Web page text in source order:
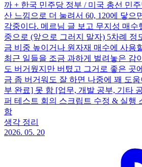
까 + 한국 민주당 정부 / 미국 총선 민
산 느낌으로 더 눌려서 60, 120에 닿으
각중이다. 메르님 글 보고 무지성 매수
중으로 (앞으로 그러지 말자) 5차례 정
금 비중 높이거나 원자재 매수에 사용
최근 일들을 조금 과하게 벌려놓은 감
도 버거웠지만 버텼고 그거로 좋은 곳
금 좀 버거워도 잘 하면 나중에 꽤 도
부 완료] 못 함 [업무, 개발 공부, 기타
퍼 테스트 회의 스크립트 수정 & 실행
함
생각 정리
2026. 05. 20